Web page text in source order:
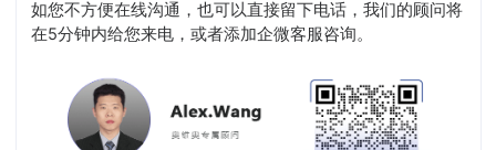
如您不方便在线沟通，也可以直接留下电话，我们的顾问将
在5分钟内给您来电，或者添加企微客服咨询。